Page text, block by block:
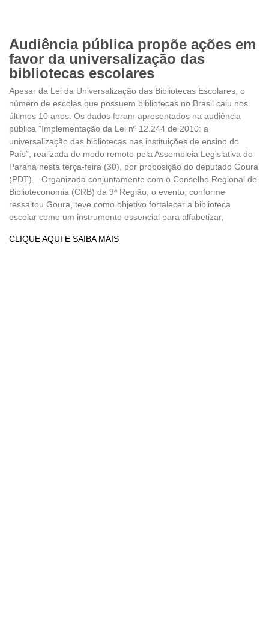
Audiência pública propõe ações em
favor da universalização das
bibliotecas escolares
Apesar da Lei da Universalização das Bibliotecas Escolares, o
número de escolas que possuem bibliotecas no Brasil caiu nos
últimos 10 anos. Os dados foram apresentados na audiência
pública “Implementação da Lei nº 12.244 de 2010: a
universalização das bibliotecas nas instituições de ensino do
País”, realizada de modo remoto pela Assembleia Legislativa do
Paraná nesta terça-feira (30), por proposição do deputado Goura
(PDT). Organizada conjuntamente com o Conselho Regional de
Biblioteconomia (CRB) da 9ª Região, o evento, conforme
ressaltou Goura, teve como objetivo fortalecer a biblioteca
escolar como um instrumento essencial para alfabetizar,
CLIQUE AQUI E SAIBA MAIS